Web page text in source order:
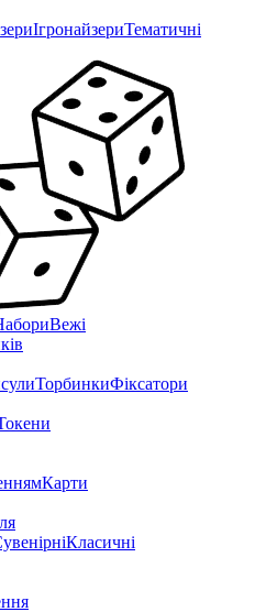
ІгронайзериТематичні
Вежі
ТорбинкиФіксатори
Карти
Класичні